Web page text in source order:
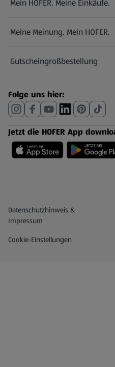
Mein HOFER. Meine Einkäufe.
Meine Meinung. Mein HOFER.
Gutscheingroßbestellung
(öffnet in einem neuen Tab)
Folge uns hier:
Jetzt die HOFER App
Datenschutz- und
Datenschutzhinweis &
Impressum
Cookie-Einstellungen